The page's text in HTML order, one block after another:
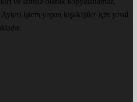
işlem yapan kişi/kişiler için yasal